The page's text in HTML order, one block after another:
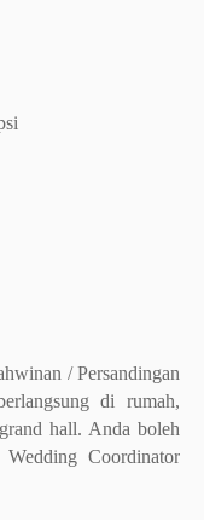
/ Persandingan
di rumah,
hall. Anda boleh
Coordinator